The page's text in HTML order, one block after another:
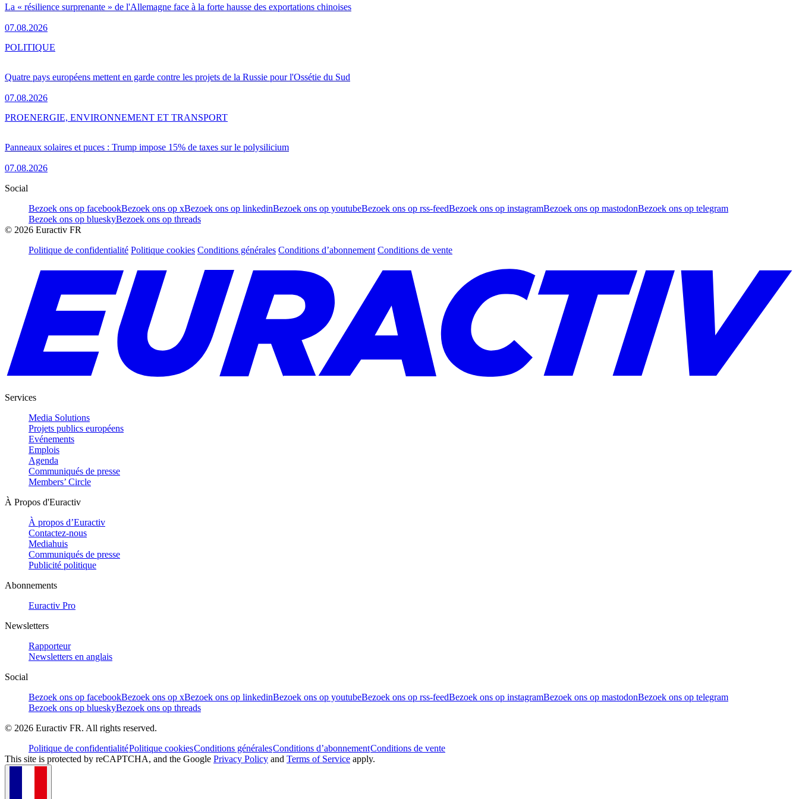
La « résilience surprenante » de l'Allemagne face à la forte hausse des exportations chinoises
07.08.2026
Quatre pays européens mettent en garde contre les projets de la Russie pour l'Ossétie du Sud
07.08.2026
POLITIQUE
Panneaux solaires et puces : Trump impose 15% de taxes sur le polysilicium
07.08.2026
PROENERGIE, ENVIRONNEMENT ET TRANSPORT
Social
Bezoek ons op facebookBezoek ons op xBezoek ons op linkedinBezoek ons op youtubeBezoek ons op rss-feedBezoek ons op instagramBezoek ons op mastodonBezoek ons op telegram
Bezoek ons op blueskyBezoek ons op threads
© 2026 Euractiv FR
Politique de confidentialité Politique cookies Conditions générales Conditions d’abonnement Conditions de vente
Services
Media Solutions
Projets publics européens
Evénements
Emplois
Agenda
Communiqués de presse
Members’ Circle
À Propos d'Euractiv
À propos d’Euractiv
Contactez-nous
Mediahuis
Communiqués de presse
Publicité politique
Abonnements
Euractiv Pro
Newsletters
Rapporteur
Newsletters en anglais
Social
Bezoek ons op facebookBezoek ons op xBezoek ons op linkedinBezoek ons op youtubeBezoek ons op rss-feedBezoek ons op instagramBezoek ons op mastodonBezoek ons op telegram
Bezoek ons op blueskyBezoek ons op threads
© 2026 Euractiv FR. All rights reserved.
Politique de confidentialitéPolitique cookiesConditions généralesConditions d’abonnementConditions de vente
This site is protected by reCAPTCHA, and the Google Privacy Policy and Terms of Service apply.